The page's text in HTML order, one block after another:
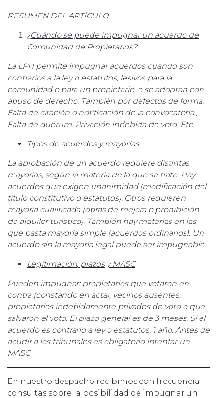
RESUMEN DEL ARTÍCULO
¿Cuándo se puede impugnar un acuerdo de
Comunidad de Propietarios?
La LPH permite impugnar acuerdos cuando son
contrarios a la ley o estatutos, lesivos para la
comunidad o para un propietario, o se adoptan con
abuso de derecho. También por defectos de forma.
Falta de citación o notificación de la convocatoria.,
Falta de quórum. Privación indebida de voto. Etc.
Tipos de acuerdos y mayorías
La aprobación de un acuerdo requiere distintas
mayorías, según la materia de la que se trate. Hay
acuerdos que exigen unanimidad (modificación del
título constitutivo o estatutos). Otros requieren
mayoría cualificada (obras de mejora o prohibición
de alquiler turístico). También hay materias en las
que basta mayoría simple (acuerdos ordinarios). Un
acuerdo sin la mayoría legal puede ser impugnable.
Legitimación, plazos y MASC
Pueden impugnar: propietarios que votaron en
contra (constando en acta), vecinos ausentes,
propietarios indebidamente privados de voto o que
salvaron el voto. El plazo general es de 3 meses. Si el
acuerdo es contrario a ley o estatutos, 1 año. Antes de
acudir a los tribunales es obligatorio intentar un
MASC.
En nuestro despacho recibimos con frecuencia
consultas sobre la posibilidad de impugnar un